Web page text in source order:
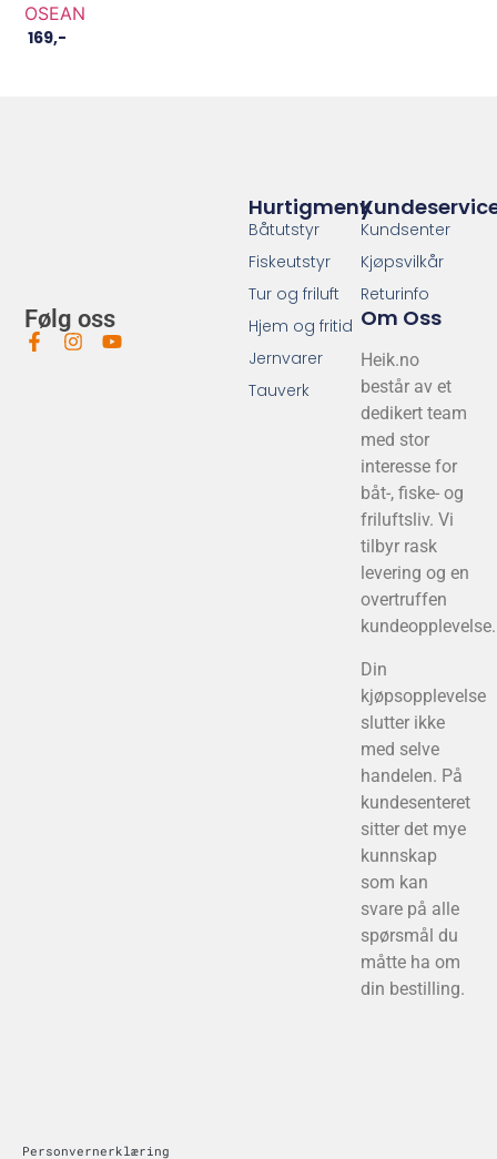
OSEAN
169,-
Følg oss
Kundsenter
Kjøpsvilkår
Returinfo
Om Oss
Heik.no
består av et
dedikert team
med stor
interesse for
båt-, fiske- og
friluftsliv. Vi
tilbyr rask
levering og en
overtruffen
kundeopplevelse.
Din
kjøpsopplevelse
slutter ikke
med selve
handelen. På
kundesenteret
sitter det mye
kunnskap
som kan
svare på alle
spørsmål du
måtte ha om
din bestilling.
Hurtigmeny
Båtutstyr
Fiskeutstyr
Tur og friluft
Hjem og fritid
Jernvarer
Tauverk
Personvernerklæring